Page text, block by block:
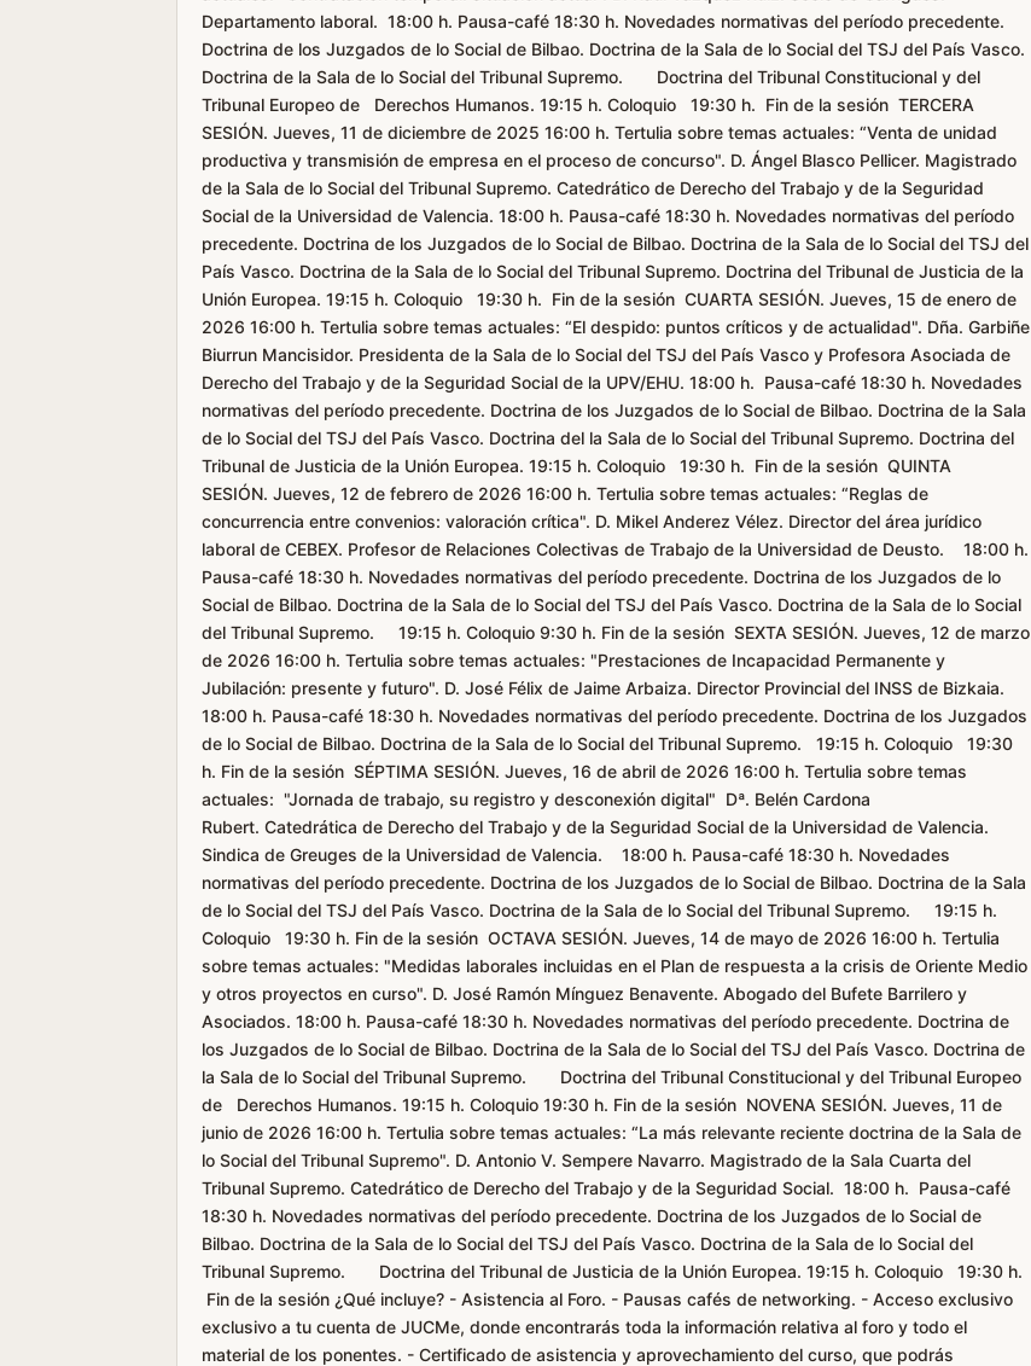
Departamento laboral. 18:00 h. Pausa-café 18:30 h. Novedades normativas del período precedente.
Doctrina de los Juzgados de lo Social de Bilbao. Doctrina de la Sala de lo Social del TSJ del País Vasco.
Doctrina de la Sala de lo Social del Tribunal Supremo. Doctrina del Tribunal Constitucional y del
Tribunal Europeo de Derechos Humanos. 19:15 h. Coloquio 19:30 h. Fin de la sesión TERCERA
SESIÓN. Jueves, 11 de diciembre de 2025 16:00 h. Tertulia sobre temas actuales: “Venta de unidad
productiva y transmisión de empresa en el proceso de concurso". D. Ángel Blasco Pellicer. Magistrado
de la Sala de lo Social del Tribunal Supremo. Catedrático de Derecho del Trabajo y de la Seguridad
Social de la Universidad de Valencia. 18:00 h. Pausa-café 18:30 h. Novedades normativas del período
precedente. Doctrina de los Juzgados de lo Social de Bilbao. Doctrina de la Sala de lo Social del TSJ del
País Vasco. Doctrina de la Sala de lo Social del Tribunal Supremo. Doctrina del Tribunal de Justicia de la
Unión Europea. 19:15 h. Coloquio 19:30 h. Fin de la sesión CUARTA SESIÓN. Jueves, 15 de enero de
2026 16:00 h. Tertulia sobre temas actuales: “El despido: puntos críticos y de actualidad". Dña. Garbiñe
Biurrun Mancisidor. Presidenta de la Sala de lo Social del TSJ del País Vasco y Profesora Asociada de
Derecho del Trabajo y de la Seguridad Social de la UPV/EHU. 18:00 h. Pausa-café 18:30 h. Novedades
normativas del período precedente. Doctrina de los Juzgados de lo Social de Bilbao. Doctrina de la Sala
de lo Social del TSJ del País Vasco. Doctrina del la Sala de lo Social del Tribunal Supremo. Doctrina del
Tribunal de Justicia de la Unión Europea. 19:15 h. Coloquio 19:30 h. Fin de la sesión QUINTA
SESIÓN. Jueves, 12 de febrero de 2026 16:00 h. Tertulia sobre temas actuales: “Reglas de
concurrencia entre convenios: valoración crítica". D. Mikel Anderez Vélez. Director del área jurídico
laboral de CEBEX. Profesor de Relaciones Colectivas de Trabajo de la Universidad de Deusto. 18:00 h.
Pausa-café 18:30 h. Novedades normativas del período precedente. Doctrina de los Juzgados de lo
Social de Bilbao. Doctrina de la Sala de lo Social del TSJ del País Vasco. Doctrina de la Sala de lo Social
del Tribunal Supremo. 19:15 h. Coloquio 9:30 h. Fin de la sesión SEXTA SESIÓN. Jueves, 12 de marzo
de 2026 16:00 h. Tertulia sobre temas actuales: "Prestaciones de Incapacidad Permanente y
Jubilación: presente y futuro". D. José Félix de Jaime Arbaiza. Director Provincial del INSS de Bizkaia.
18:00 h. Pausa-café 18:30 h. Novedades normativas del período precedente. Doctrina de los Juzgados
de lo Social de Bilbao. Doctrina de la Sala de lo Social del Tribunal Supremo. 19:15 h. Coloquio 19:30
h. Fin de la sesión SÉPTIMA SESIÓN. Jueves, 16 de abril de 2026 16:00 h. Tertulia sobre temas
actuales: "Jornada de trabajo, su registro y desconexión digital" Dª. Belén Cardona
Rubert. Catedrática de Derecho del Trabajo y de la Seguridad Social de la Universidad de Valencia.
Sindica de Greuges de la Universidad de Valencia. 18:00 h. Pausa-café 18:30 h. Novedades
normativas del período precedente. Doctrina de los Juzgados de lo Social de Bilbao. Doctrina de la Sala
de lo Social del TSJ del País Vasco. Doctrina de la Sala de lo Social del Tribunal Supremo. 19:15 h.
Coloquio 19:30 h. Fin de la sesión OCTAVA SESIÓN. Jueves, 14 de mayo de 2026 16:00 h. Tertulia
sobre temas actuales: "Medidas laborales incluidas en el Plan de respuesta a la crisis de Oriente Medio
y otros proyectos en curso". D. José Ramón Mínguez Benavente. Abogado del Bufete Barrilero y
Asociados. 18:00 h. Pausa-café 18:30 h. Novedades normativas del período precedente. Doctrina de
los Juzgados de lo Social de Bilbao. Doctrina de la Sala de lo Social del TSJ del País Vasco. Doctrina de
la Sala de lo Social del Tribunal Supremo. Doctrina del Tribunal Constitucional y del Tribunal Europeo
de Derechos Humanos. 19:15 h. Coloquio 19:30 h. Fin de la sesión NOVENA SESIÓN. Jueves, 11 de
junio de 2026 16:00 h. Tertulia sobre temas actuales: “La más relevante reciente doctrina de la Sala de
lo Social del Tribunal Supremo". D. Antonio V. Sempere Navarro. Magistrado de la Sala Cuarta del
Tribunal Supremo. Catedrático de Derecho del Trabajo y de la Seguridad Social. 18:00 h. Pausa-café
18:30 h. Novedades normativas del período precedente. Doctrina de los Juzgados de lo Social de
Bilbao. Doctrina de la Sala de lo Social del TSJ del País Vasco. Doctrina de la Sala de lo Social del
Tribunal Supremo. Doctrina del Tribunal de Justicia de la Unión Europea. 19:15 h. Coloquio 19:30 h.
Fin de la sesión ¿Qué incluye? - Asistencia al Foro. - Pausas cafés de networking. - Acceso exclusivo
exclusivo a tu cuenta de JUCMe, donde encontrarás toda la información relativa al foro y todo el
material de los ponentes. - Certificado de asistencia y aprovechamiento del curso, que podrás